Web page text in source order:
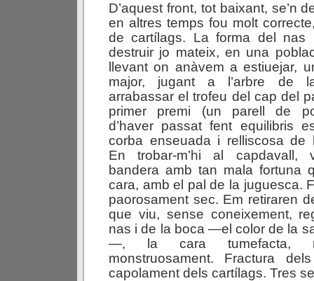
D’aquest front, tot baixant, se’n
en altres temps fou molt
de cartílags. La forma del nas
destruir jo mateix, en una
llevant on anàvem a estiuejar,
major, jugant a l’arbre de
arrabassar el trofeu del cap del
primer premi (un parell de
d’haver passat fent equilibris
corba enseuada i relliscosa de
En trobar-m’hi al capdavall,
bandera amb tan mala fortuna
cara, amb el pal de la juguesca.
paorosament sec. Em retiraren
que viu, sense coneixement,
nas i de la boca —el color de la
—, la cara tumefacta,
monstruosament. Fractura
capolament dels cartílags. Tres